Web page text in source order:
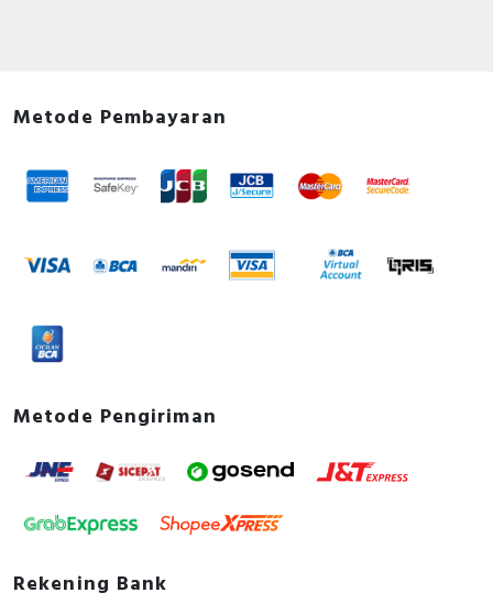
Metode Pembayaran
Metode Pengiriman
Rekening Bank